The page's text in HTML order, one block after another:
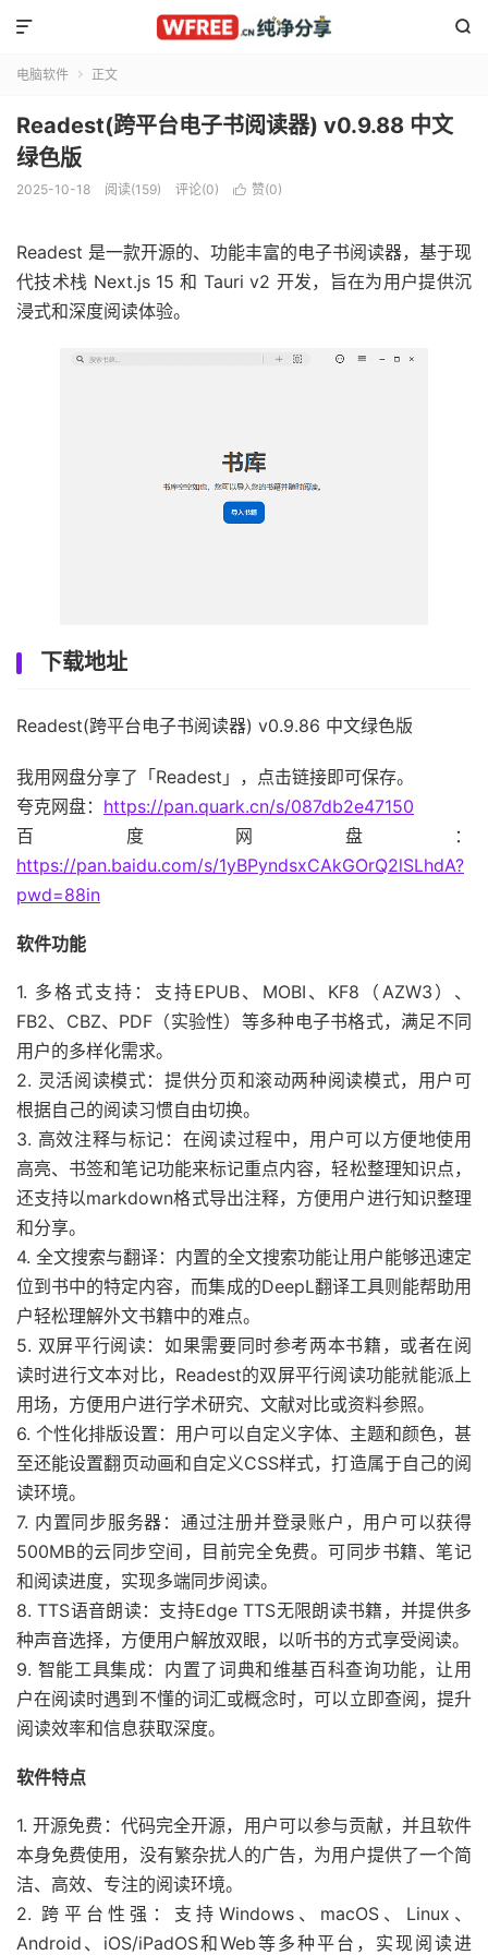


电脑软件  正文
Readest(跨平台电子书阅读器) v0.9.88 中文
绿色版
2025-10-18 阅读(159) 评论(0)  赞(0)
Readest 是一款开源的、功能丰富的电子书阅读器，基于现
代技术栈 Next.js 15 和 Tauri v2 开发，旨在为用户提供沉
浸式和深度阅读体验。
下载地址
Readest(跨平台电子书阅读器) v0.9.86 中文绿色版
我用网盘分享了「Readest」，点击链接即可保存。
夸克网盘： https://pan.quark.cn/s/087db2e47150
百度网盘：
https://pan.baidu.com/s/1yBPyndsxCAkGOrQ2lSLhdA?
pwd=88in
软件功能
1. 多格式支持：支持EPUB、MOBI、KF8（AZW3）、
FB2、CBZ、PDF（实验性）等多种电子书格式，满足不同
用户的多样化需求。
2. 灵活阅读模式：提供分页和滚动两种阅读模式，用户可
根据自己的阅读习惯自由切换。
3. 高效注释与标记：在阅读过程中，用户可以方便地使用
高亮、书签和笔记功能来标记重点内容，轻松整理知识点，
还支持以markdown格式导出注释，方便用户进行知识整理
和分享。
4. 全文搜索与翻译：内置的全文搜索功能让用户能够迅速定
位到书中的特定内容，而集成的DeepL翻译工具则能帮助用
户轻松理解外文书籍中的难点。
5. 双屏平行阅读：如果需要同时参考两本书籍，或者在阅
读时进行文本对比，Readest的双屏平行阅读功能就能派上
用场，方便用户进行学术研究、文献对比或资料参照。
6. 个性化排版设置：用户可以自定义字体、主题和颜色，甚
至还能设置翻页动画和自定义CSS样式，打造属于自己的阅
读环境。
7. 内置同步服务器：通过注册并登录账户，用户可以获得
500MB的云同步空间，目前完全免费。可同步书籍、笔记
和阅读进度，实现多端同步阅读。
8. TTS语音朗读：支持Edge TTS无限朗读书籍，并提供多
种声音选择，方便用户解放双眼，以听书的方式享受阅读。
9. 智能工具集成：内置了词典和维基百科查询功能，让用
户在阅读时遇到不懂的词汇或概念时，可以立即查阅，提升
阅读效率和信息获取深度。
软件特点
1. 开源免费：代码完全开源，用户可以参与贡献，并且软件
本身免费使用，没有繁杂扰人的广告，为用户提供了一个简
洁、高效、专注的阅读环境。
2. 跨平台性强：支持Windows、macOS、Linux、
Android、iOS/iPadOS和Web等多种平台，实现阅读进